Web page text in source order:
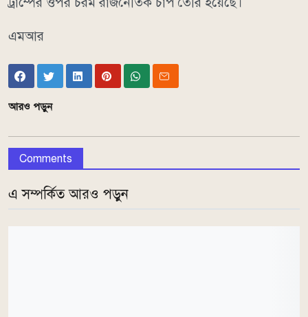
এমআর
আরও পড়ুন
Comments
এ সম্পর্কিত আরও পড়ুন